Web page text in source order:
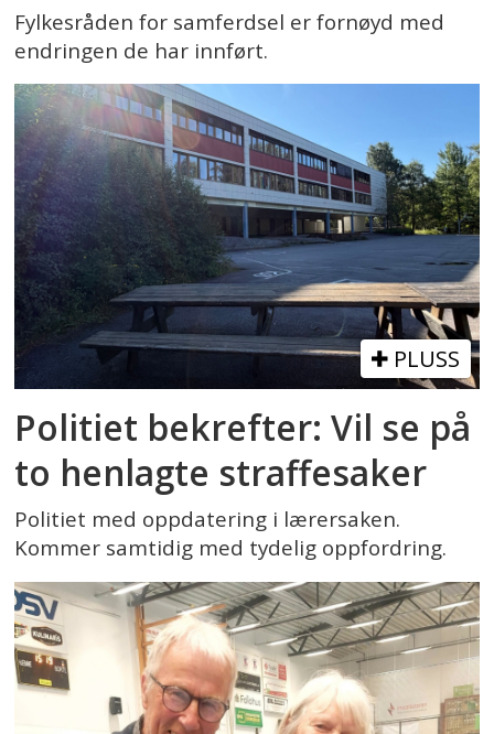
Fylkesråden for samferdsel er fornøyd med
endringen de har innført.
PLUSS
Politiet bekrefter: Vil se på
to henlagte straffesaker
Politiet med oppdatering i lærersaken.
Kommer samtidig med tydelig oppfordring.